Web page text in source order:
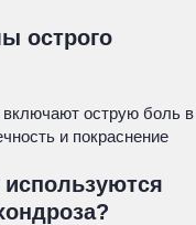
острого
острую боль в
и покраснение